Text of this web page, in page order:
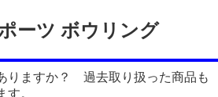
ーツ ボウリング
りますか？ 過去取り扱った商品も
。